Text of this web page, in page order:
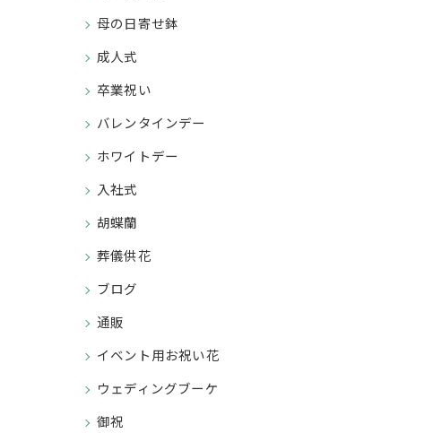
母の日寄せ鉢
成人式
卒業祝い
バレンタインデー
ホワイトデー
入社式
胡蝶蘭
葬儀供花
ブログ
通販
イベント用お祝い花
ウェディングブーケ
御祝